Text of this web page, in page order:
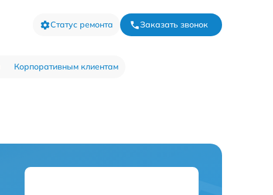
Статус ремонта Заказать звонок
Корпоративным клиентам